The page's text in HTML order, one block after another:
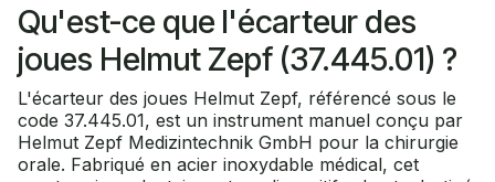
Qu'est-ce que l'écarteur des
joues Helmut Zepf (37.445.01) ?
L'écarteur des joues Helmut Zepf, référencé sous le
code 37.445.01, est un instrument manuel conçu par
Helmut Zepf Medizintechnik GmbH pour la chirurgie
orale. Fabriqué en acier inoxydable médical, cet